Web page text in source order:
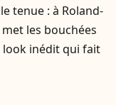
tenue : à Roland-
les bouchées
inédit qui fait